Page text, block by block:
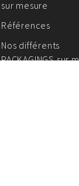
sur mesure
Références
Nos différents
PACKAGINGS sur